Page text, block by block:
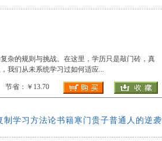
杂的规则与挑战。在这里，学历只是敲门砖，真
我们从未系统学习过如何适应...
省：￥13.70
学习方法论书籍寒门贵子普通人的逆袭